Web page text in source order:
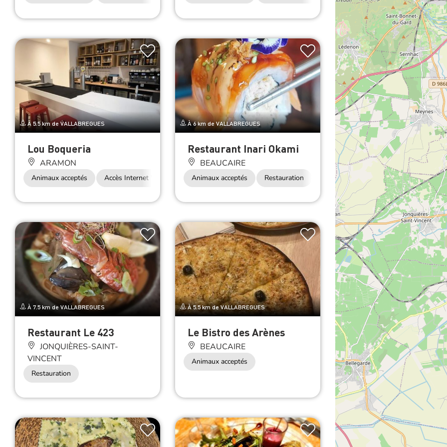
À 5.5 km de VALLABREGUES
Lou Boqueria
ARAMON
Animaux acceptés Accès Internet Wifi Restauration
À 6 km de VALLABREGUES
Restaurant Inari Okami
BEAUCAIRE
Animaux acceptés Restauration
À 7.5 km de VALLABREGUES
Restaurant Le 423
JONQUIÈRES-SAINT-
VINCENT
Restauration
À 5.5 km de VALLABREGUES
Le Bistro des Arènes
BEAUCAIRE
Animaux acceptés